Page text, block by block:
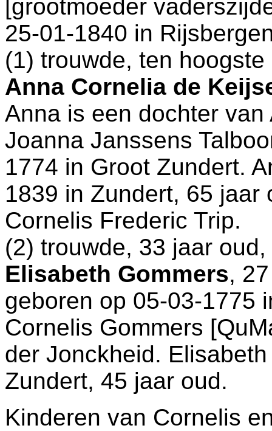
[grootmoeder
25-01-1840 in
(1) trouwde, ten
Anna Cornelia de
Anna is een dochter van
Joanna Janssens
1774 in Groot Zundert.
1839 in Zundert, 65 jaar
Cornelis Frederic Trip.
(2) trouwde, 33 jaar
Elisabeth Gommers,
geboren op 05-03-1775
Cornelis Gommers
der Jonckheid.
Zundert, 45 jaar oud.
Kinderen van Cornelis